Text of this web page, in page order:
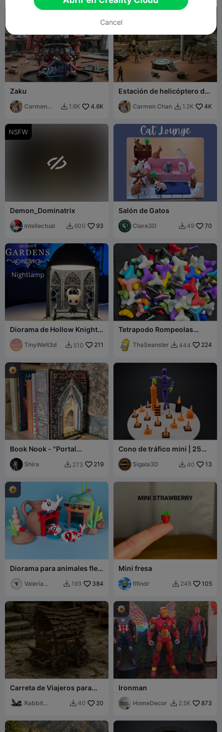
Zaku
Carmen
 1.6K 4.6K
Estación de helicóptero de
Metal Slug
Carmen Chan  1.2K 4K
NSFW

Demon_Dominatrix
Intellectual  600 93
Salón de Gatos
Clare3D  49 70
Diorama de Hollow Knight -
Banco del Jardín de la
ReinaTinyWelt3d  510 211
Tetrapodo Rompeolas
Utilitario Juguete Fidget
Accesorio Muestra
Escalable
ThaSeanster  444 224
Book Nook - "Portal
Ancestral"
Shira  273 219
Cono de tráfico mini | 25
mm | Escala 1:20
Sigala3D  40 13
Diorama para animales flexi
Valeria
 193 384
Mini fresa
fifindr  245 105
Carreta de Viajeros para
Rabbit
 40 20
Ironman
HomeDecor  2.5K 873
Cancel